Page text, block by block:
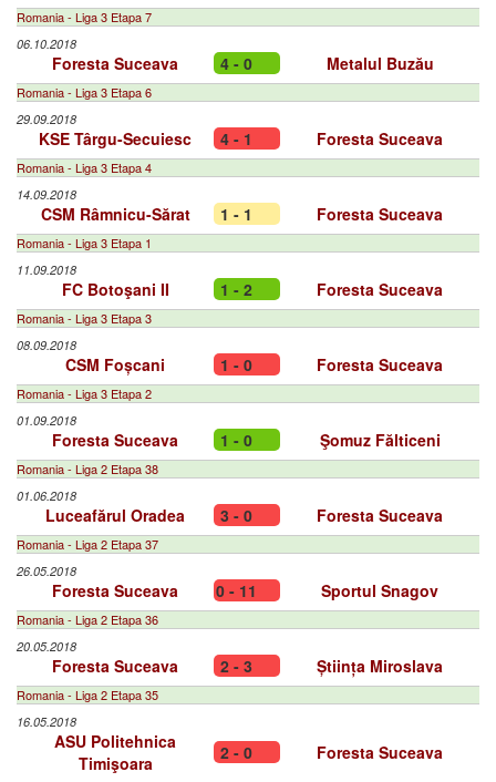
Romania - Liga 3 Etapa 7
06.10.2018
Foresta Suceava 4 - 0 Metalul Buzău
Romania - Liga 3 Etapa 6
29.09.2018
KSE Târgu-Secuiesc 4 - 1 Foresta Suceava
Romania - Liga 3 Etapa 4
14.09.2018
CSM Râmnicu-Sărat 1 - 1 Foresta Suceava
Romania - Liga 3 Etapa 1
11.09.2018
FC Botoşani II 1 - 2 Foresta Suceava
Romania - Liga 3 Etapa 3
08.09.2018
CSM Foșcani 1 - 0 Foresta Suceava
Romania - Liga 3 Etapa 2
01.09.2018
Foresta Suceava 1 - 0 Şomuz Fălticeni
Romania - Liga 2 Etapa 38
01.06.2018
Luceafărul Oradea 3 - 0 Foresta Suceava
Romania - Liga 2 Etapa 37
26.05.2018
Foresta Suceava 0 - 11 Sportul Snagov
Romania - Liga 2 Etapa 36
20.05.2018
Foresta Suceava 2 - 3 Știința Miroslava
Romania - Liga 2 Etapa 35
16.05.2018
ASU Politehnica
Timişoara
2 - 0 Foresta Suceava